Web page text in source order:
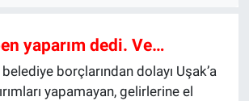
yaparım dedi. Ve…
borçlarından dolayı Uşak’a
yapamayan, gelirlerine el